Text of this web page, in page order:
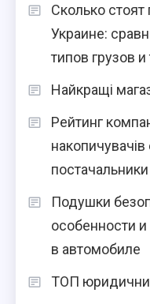
Сколько стоят
Украине:
типов грузов и
Найкращі
Рейтинг
накопичувачів
постачальники
Подушки
особенности
в автомобиле
ТОП